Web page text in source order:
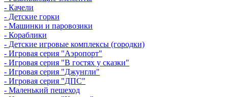
- Качели
- Детские горки
- Машинки и паровозики
- Кораблики
- Детские игровые комплексы (городки)
- Игровая серия "Аэропорт"
- Игровая серия "В гостях у сказки"
- Игровая серия "Джунгли"
- Игровая серия "ДПС"
- Маленький пешеход